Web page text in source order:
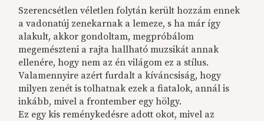
Szerencsétlen véletlen folytán került hozzám ennek
a vadonatúj zenekarnak a lemeze, s ha már így
alakult, akkor gondoltam, megpróbálom
megemészteni a rajta hallható muzsikát annak
ellenére, hogy nem az én világom ez a stílus.
Valamennyire azért furdalt a kíváncsiság, hogy
milyen zenét is tolhatnak ezek a fiatalok, annál is
inkább, mivel a frontember egy hölgy.
Ez egy kis reménykedésre adott okot, mivel az